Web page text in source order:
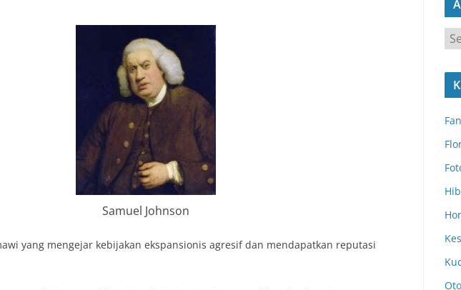
Samuel Johnson
yang mengejar kebijakan ekspansionis agresif dan mendapatkan reputasi
r
s